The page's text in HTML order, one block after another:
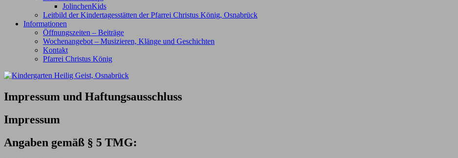
JolinchenKids
Leitbild der Kindertagesstätten der Pfarrei Christus König, Osnabrück
Informationen
Öffnungszeiten – Beiträge
Wochenangebot – Musizieren, Klänge und Geschichten
Kontakt
Pfarrei Christus König
Impressum und Haftungsausschluss
Impressum
Angaben gemäß § 5 TMG: